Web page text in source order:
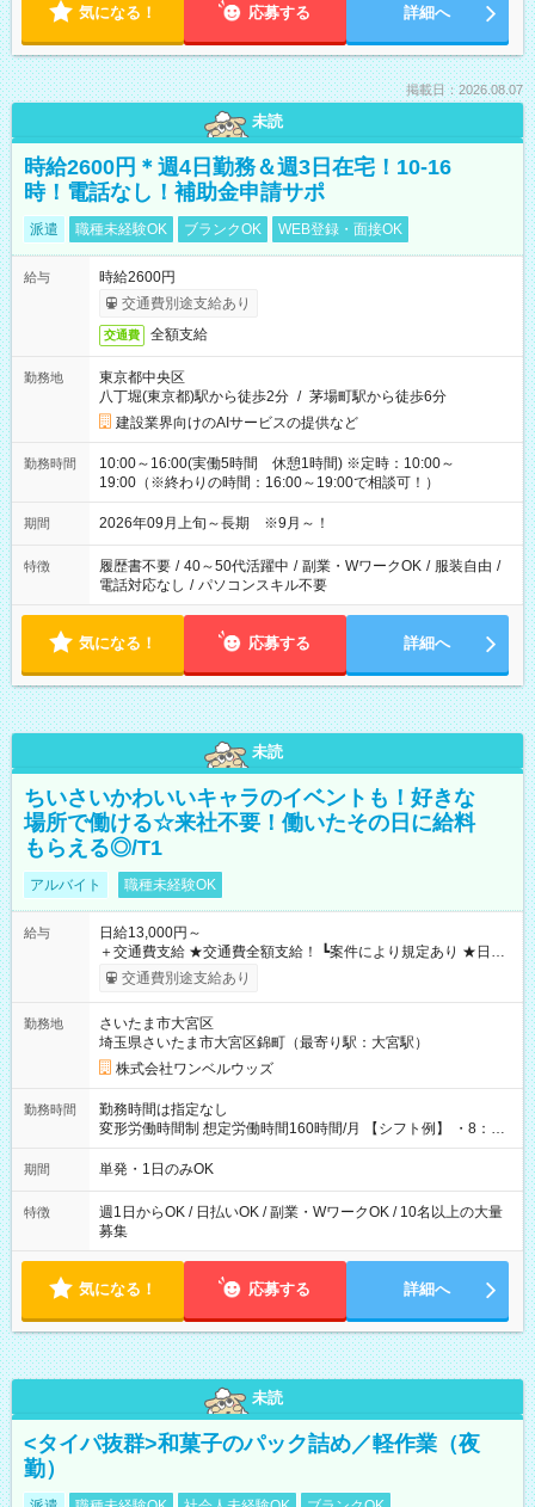
気になる！ 応募する 詳細へ
掲載日：2026.08.07
未読
時給2600円＊週4日勤務＆週3日在宅！10-16
時！電話なし！補助金申請サポ
派遣 職種未経験OK ブランクOK WEB登録・面接OK
給与
時給2600円
交通費別途支給あり
交通費 全額支給
勤務地
東京都中央区
八丁堀(東京都)駅から徒歩2分 / 茅場町駅から徒歩6分
建設業界向けのAIサービスの提供など
勤務時間
10:00～16:00(実働5時間 休憩1時間) ※定時：10:00～
19:00（※終わりの時間：16:00～19:00で相談可！）
期間 2026年09月上旬～長期 ※9月～！
特徴 履歴書不要 / 40～50代活躍中 / 副業・WワークOK / 服装自由 /
電話対応なし / パソコンスキル不要
気になる！ 応募する 詳細へ
未読
ちいさいかわいいキャラのイベントも！好きな
場所で働ける☆来社不要！働いたその日に給料
もらえる◎/T1
アルバイト 職種未経験OK
給与
日給13,000円～
＋交通費支給 ★交通費全額支給！ ┗案件により規定あり ★日払
いOK！（規定あり） ┗働いたその日に現金GET♪ お仕事後はコ
ンビニATMから 日払い分を引き落とせます！ 【試用期間】試
交通費別途支給あり
勤務地
さいたま市大宮区
埼玉県さいたま市大宮区錦町（最寄り駅：大宮駅）
株式会社ワンベルウッズ
勤務時間
勤務時間は指定なし
変形労働時間制 想定労働時間160時間/月 【シフト例】 ・8：00
～21：00
期間 単発・1日のみOK
特徴
週1日からOK / 日払いOK / 副業・WワークOK / 10名以上の大量
募集
気になる！ 応募する 詳細へ
未読
<タイパ抜群>和菓子のパック詰め／軽作業（夜
勤）